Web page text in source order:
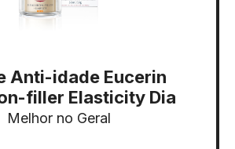
Anti-idade Eucerin
filler Elasticity Dia
Melhor no Geral